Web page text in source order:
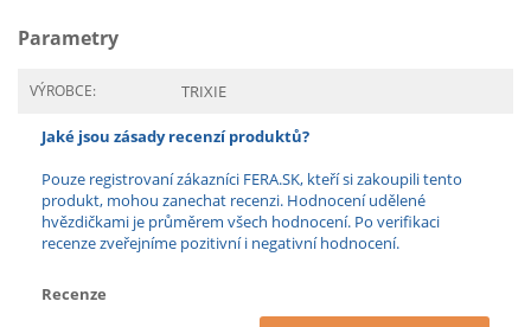
Parametry
VÝROBCE: TRIXIE
Jaké jsou zásady recenzí produktů?
Pouze registrovaní zákazníci FERA.SK, kteří si zakoupili tento
produkt, mohou zanechat recenzi. Hodnocení udělené
hvězdičkami je průměrem všech hodnocení. Po verifikaci
recenze zveřejníme pozitivní i negativní hodnocení.
Recenze